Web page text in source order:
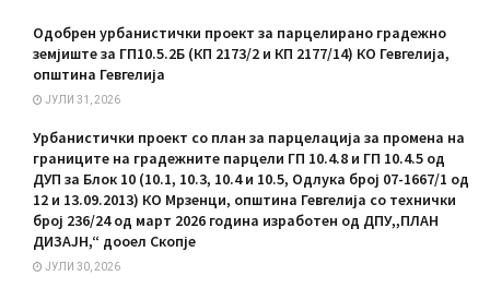
Одобрен урбанистички проект за парцелирано градежно
земјиште за ГП10.5.2Б (КП 2173/2 и КП 2177/14) КО Гевгелија,
општина Гевгелија
ЈУЛИ 31, 2026
Урбанистички проект со план за парцелација за промена на
границите на градежните парцели ГП 10.4.8 и ГП 10.4.5 од
ДУП за Блок 10 (10.1, 10.3, 10.4 и 10.5, Одлука број 07-1667/1 од
12 и 13.09.2013) КО Мрзенци, општина Гевгелија со технички
број 236/24 од март 2026 година изработен од ДПУ,,ПЛАН
ДИЗАЈН,“ дооел Скопје
ЈУЛИ 30, 2026